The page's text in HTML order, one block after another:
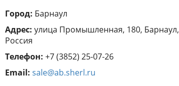
Город: Барнаул
Адрес: улица Промышленная, 180, Барнаул,
Россия
Телефон: +7 (3852) 25-07-26
Email: sale@ab.sherl.ru